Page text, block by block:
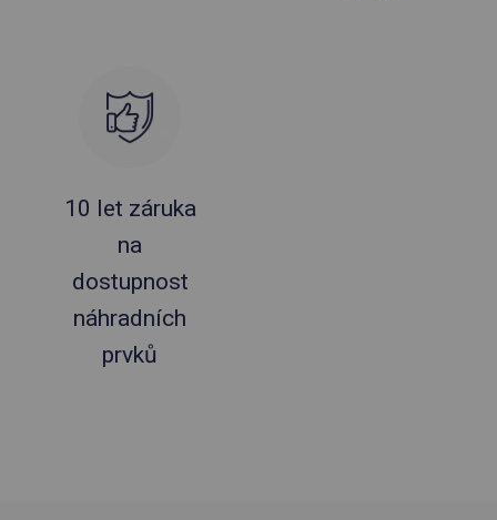
10 let záruka
na
dostupnost
náhradních
prvků